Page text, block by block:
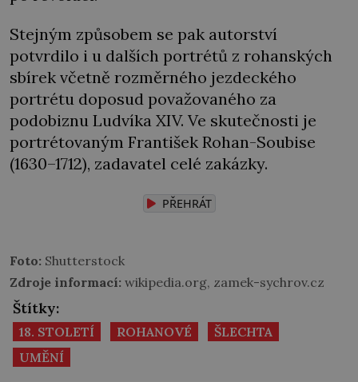
Stejným způsobem se pak autorství
potvrdilo i u dalších portrétů z rohanských
sbírek včetně rozměrného jezdeckého
portrétu doposud považovaného za
podobiznu Ludvíka XIV. Ve skutečnosti je
portrétovaným František Rohan-Soubise
(1630–1712), zadavatel celé zakázky.
PŘEHRÁT
Foto: Shutterstock
Zdroje informací: wikipedia.org, zamek-sychrov.cz
Štítky:
18. STOLETÍ ROHANOVÉ
ŠLECHTA
UMĚNÍ